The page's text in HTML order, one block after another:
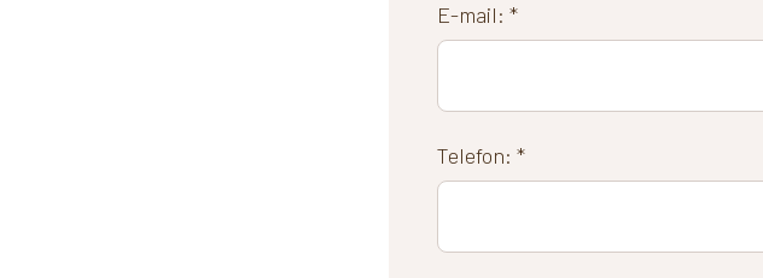
E-mail: *
Telefon: *